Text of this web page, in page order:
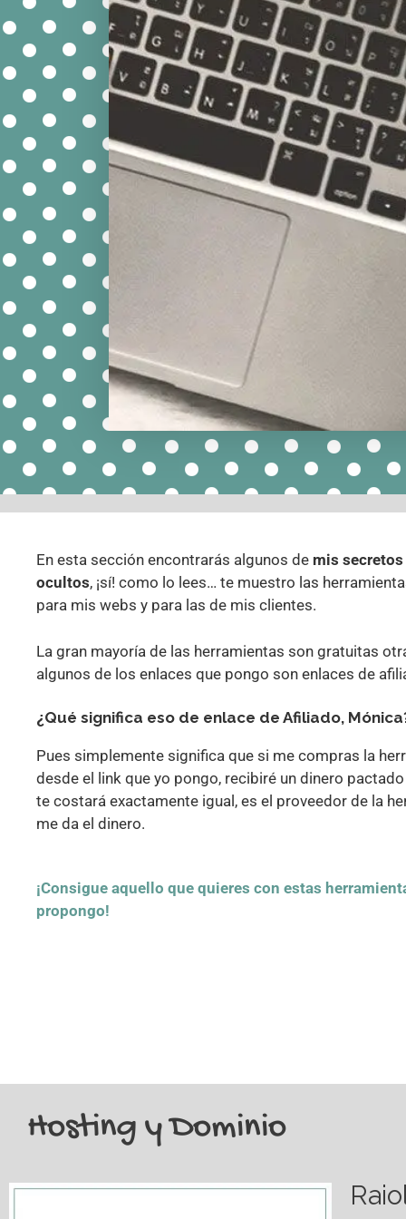
En esta sección encontrarás algunos de mis
ocultos, ¡sí! como lo lees… te muestro las
para mis webs y para las de mis clientes.
La gran mayoría de las herramientas son gratuitas
algunos de los enlaces que pongo son enlaces de
¿Qué significa eso de enlace de Afiliado,
Pues simplemente significa que si me compras la
desde el link que yo pongo, recibiré un dinero
te costará exactamente igual, es el proveedor de la
me da el dinero.
¡Consigue aquello que quieres con estas
propongo!
Hosting y Dominio